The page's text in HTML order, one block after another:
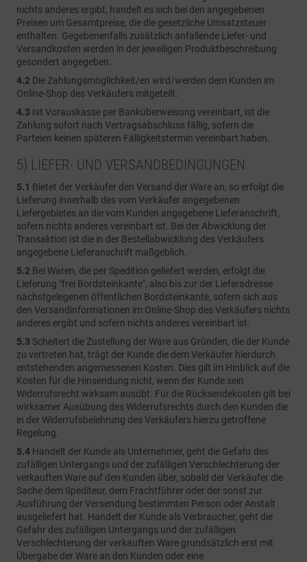
nichts anderes ergibt, handelt es sich bei den angegebenen
Preisen um Gesamtpreise, die die gesetzliche Umsatzsteuer
enthalten. Gegebenenfalls zusätzlich anfallende Liefer- und
Versandkosten werden in der jeweiligen Produktbeschreibung
gesondert angegeben.
4.2 Die Zahlungsmöglichkeit/en wird/werden dem Kunden im
Online-Shop des Verkäufers mitgeteilt.
4.3 Ist Vorauskasse per Banküberweisung vereinbart, ist die
Zahlung sofort nach Vertragsabschluss fällig, sofern die
Parteien keinen späteren Fälligkeitstermin vereinbart haben.
5) LIEFER- UND VERSANDBEDINGUNGEN
5.1 Bietet der Verkäufer den Versand der Ware an, so erfolgt die
Lieferung innerhalb des vom Verkäufer angegebenen
Liefergebietes an die vom Kunden angegebene Lieferanschrift,
sofern nichts anderes vereinbart ist. Bei der Abwicklung der
Transaktion ist die in der Bestellabwicklung des Verkäufers
angegebene Lieferanschrift maßgeblich.
5.2 Bei Waren, die per Spedition geliefert werden, erfolgt die
Lieferung "frei Bordsteinkante", also bis zur der Lieferadresse
nächstgelegenen öffentlichen Bordsteinkante, sofern sich aus
den Versandinformationen im Online-Shop des Verkäufers nichts
anderes ergibt und sofern nichts anderes vereinbart ist.
5.3 Scheitert die Zustellung der Ware aus Gründen, die der Kunde
zu vertreten hat, trägt der Kunde die dem Verkäufer hierdurch
entstehenden angemessenen Kosten. Dies gilt im Hinblick auf die
Kosten für die Hinsendung nicht, wenn der Kunde sein
Widerrufsrecht wirksam ausübt. Für die Rücksendekosten gilt bei
wirksamer Ausübung des Widerrufsrechts durch den Kunden die
in der Widerrufsbelehrung des Verkäufers hierzu getroffene
Regelung.
5.4 Handelt der Kunde als Unternehmer, geht die Gefahr des
zufälligen Untergangs und der zufälligen Verschlechterung der
verkauften Ware auf den Kunden über, sobald der Verkäufer die
Sache dem Spediteur, dem Frachtführer oder der sonst zur
Ausführung der Versendung bestimmten Person oder Anstalt
ausgeliefert hat. Handelt der Kunde als Verbraucher, geht die
Gefahr des zufälligen Untergangs und der zufälligen
Verschlechterung der verkauften Ware grundsätzlich erst mit
Übergabe der Ware an den Kunden oder eine